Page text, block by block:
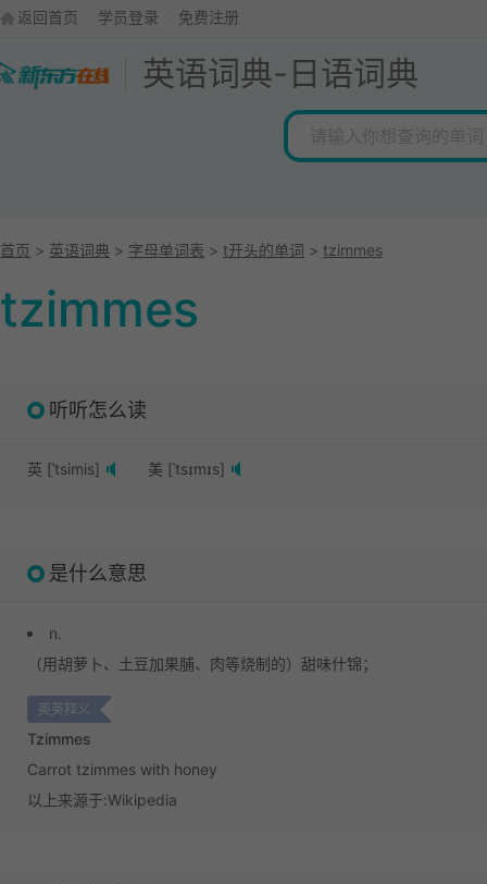
返回首页 学员登录 免费注册
英语词典-日语词典
首页 > 英语词典 > 字母单词表 > t开头的单词 > tzimmes
tzimmes
听听怎么读
英 [ˈtsimis] 美 [ˈtsɪmɪs]
是什么意思
n.
（用胡萝卜、土豆加果脯、肉等烧制的）甜味什锦；
英英释义
Tzimmes
Carrot tzimmes with honey
以上来源于:Wikipedia